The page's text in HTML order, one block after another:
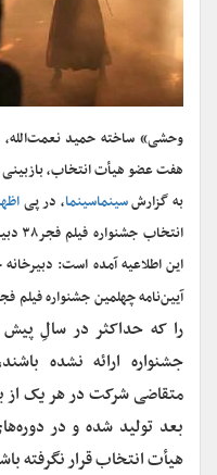
هفت عضو هیأت انتخاب،
به گزارشسینماسینما، در پی
این اطلاعیه آمده است:
آیین‌نامه چهلمین جشنواره فیلم
را که حداکثر در سالِ پیش
جشنواره ارائه نشده
بعد تولید شده و در
هیأت انتخاب قرار نگرفته